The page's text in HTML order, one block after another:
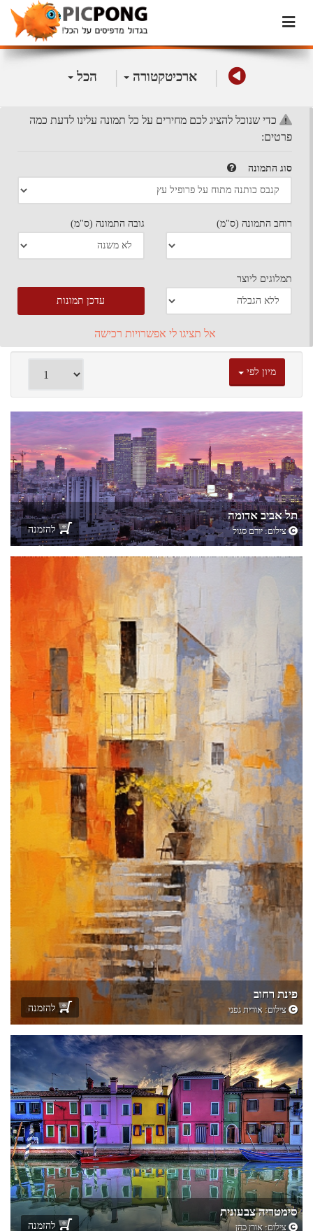
| ארכיטקטורה | הכל
כדי שנוכל להציג לכם מחירים על כל תמונה עלינו לדעת כמה
פרטים:
סוג התמונה
רוחב התמונה (ס"מ) גובה התמונה (ס"מ)
תמלוגים ליוצר
עדכן תמונות
אל תציגו לי אפשרויות רכישה
מיון לפי
תל אביב אדומה
צילום:יורם סגול להזמנה
פינת רחוב
צילום: אורית גפני להזמנה
סימטריה צבעונית
צילום:אורן כהן להזמנה